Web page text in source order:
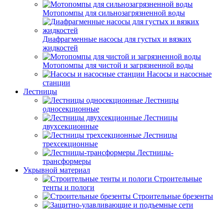
Мотопомпы для сильнозагрязненной воды
Диафрагменные насосы для густых и вязких
жидкостей
Мотопомпы для чистой и загрязненной воды
Насосы и насосные
станции
Лестницы
Лестницы
односекционные
Лестницы
двухсекционные
Лестницы
трехсекционные
Лестницы-
трансформеры
Укрывной материал
Строительные
тенты и пологи
Строительные брезенты